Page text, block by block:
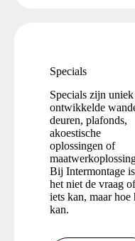
Specials
Specials zijn uniek
ontwikkelde
deuren, plafonds,
akoestische
oplossingen of
Bij Intermontage is
het niet de vraag of
iets kan, maar hoe
kan.